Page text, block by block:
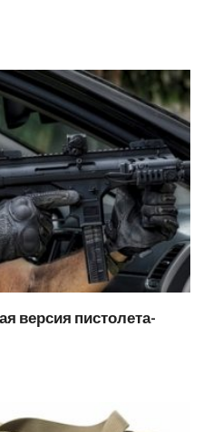
версия пистолета-